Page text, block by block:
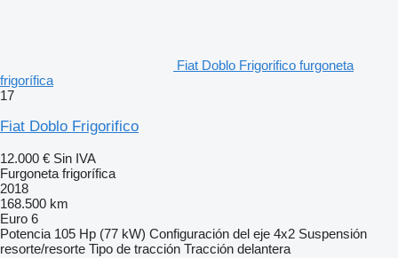
Fiat Doblo Frigorifico furgoneta
frigorífica
17
Fiat Doblo Frigorifico
12.000 € Sin IVA
Furgoneta frigorífica
2018
168.500 km
Euro 6
Potencia 105 Hp (77 kW) Configuración del eje 4x2 Suspensión
resorte/resorte Tipo de tracción Tracción delantera